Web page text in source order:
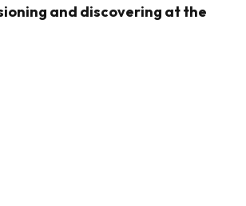
and discovering at the